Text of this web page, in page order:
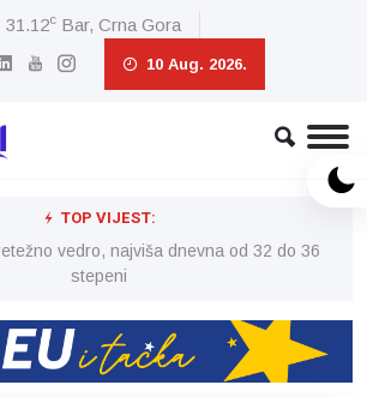
31.12c Bar, Crna Gora
10 Aug. 2026.
TOP VIJEST:
vedro, najviša dnevna od 32 do 36
stepeni